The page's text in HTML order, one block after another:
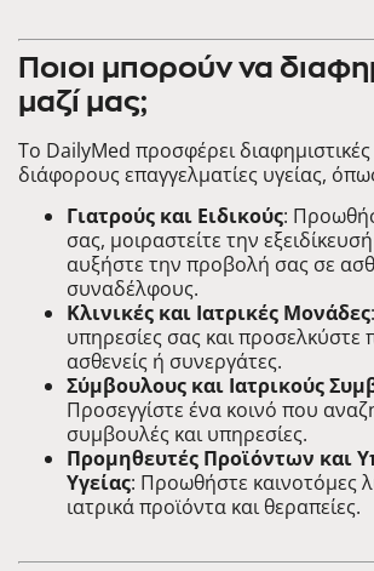
Ποιοι μπορούν να
μαζί μας;
Το DailyMed προσφέρει διαφημιστικές
διάφορους επαγγελματίες υγείας,
Γιατρούς και Ειδικούς:
σας, μοιραστείτε την
αυξήστε την προβολή σας σε
συναδέλφους.
Κλινικές και Ιατρικές Μονάδες
υπηρεσίες σας και προσελκύστε
ασθενείς ή συνεργάτες.
Σύμβουλους και Ιατρικούς
Προσεγγίστε ένα κοινό που
συμβουλές και υπηρεσίες.
Προμηθευτές Προϊόντων και
Υγείας: Προωθήστε καινοτόμες
ιατρικά προϊόντα και θεραπείες.